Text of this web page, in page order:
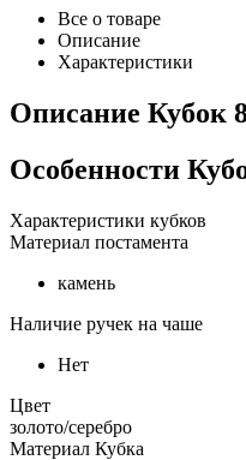
Все о товаре
Описание
Характеристики
Описание Кубок
Особенности
Характеристики кубков
Материал постамента
камень
Наличие ручек на чаше
Нет
Цвет
золото/серебро
Материал Кубка